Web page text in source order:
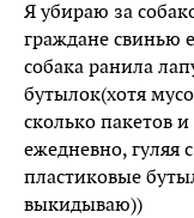
Я убираю за
граждане свинью
собака ранила
бутылок(хотя
сколько пакетов
ежедневно, гуляя
пластиковые
выкидываю))